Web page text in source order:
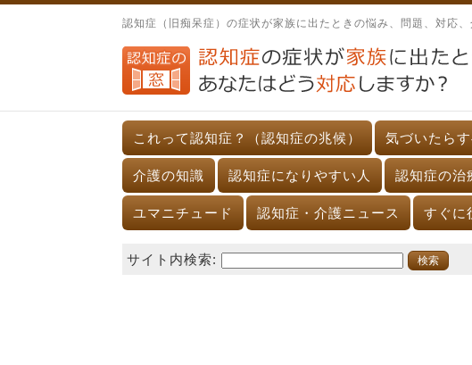
認知症（旧痴呆症）の症状が家族に出たときの悩み、問題、対応
これって認知症？（認知症の兆候） 気づいたら
介護の知識 認知症になりやすい人 認知症の治
ユマニチュード 認知症・介護ニュース すぐに
サイト内検索: